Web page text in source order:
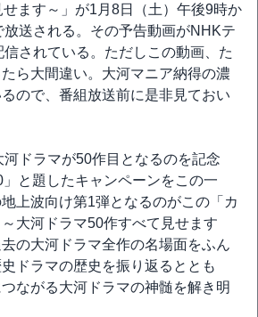
せます～」が1月8日（土）午後9時か
送される。その予告動画がNHKテ
されている。ただしこの動画、た
ら大間違い。大河マニア納得の濃
ので、番組放送前に是非見ておい
ドラマが50作目となるのを記念
と題したキャンペーンをこの一
上波向け第1弾となるのがこの「カ
大河ドラマ50作すべて見せます
の大河ドラマ全作の名場面をふん
ドラマの歴史を振り返るととも
ながる大河ドラマの神髄を解き明